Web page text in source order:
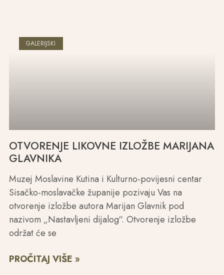
GALERIJSKI
OTVORENJE LIKOVNE IZLOŽBE MARIJANA
GLAVNIKA
Muzej Moslavine Kutina i Kulturno-povijesni centar
Sisačko-moslavačke županije pozivaju Vas na
otvorenje izložbe autora Marijan Glavnik pod
nazivom „Nastavljeni dijalog“. Otvorenje izložbe
održat će se
PROČITAJ VIŠE »